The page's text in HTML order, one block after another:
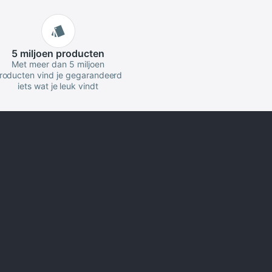
5 miljoen producten
Met meer dan 5 miljoen
vind je gegarandeerd
iets wat je leuk vindt